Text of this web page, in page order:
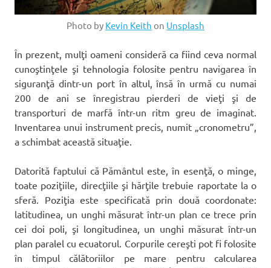
Photo by Kevin Keith on Unsplash
În prezent, mulţi oameni consideră ca fiind ceva normal
cunoştinţele şi tehnologia folosite pentru navigarea în
siguranţă dintr-un port în altul, însă în urmă cu numai
200 de ani se înregistrau pierderi de vieţi şi de
transporturi de marfă într-un ritm greu de imaginat.
Inventarea unui instrument precis, numit „cronometru”,
a schimbat această situaţie.
Datorită faptului că Pământul este, în esenţă, o minge,
toate poziţiile, direcţiile şi hărţile trebuie raportate la o
sferă. Poziţia este specificată prin două coordonate:
latitudinea, un unghi măsurat într-un plan ce trece prin
cei doi poli, şi longitudinea, un unghi măsurat într-un
plan paralel cu ecuatorul. Corpurile cereşti pot fi folosite
în timpul călătoriilor pe mare pentru calcularea